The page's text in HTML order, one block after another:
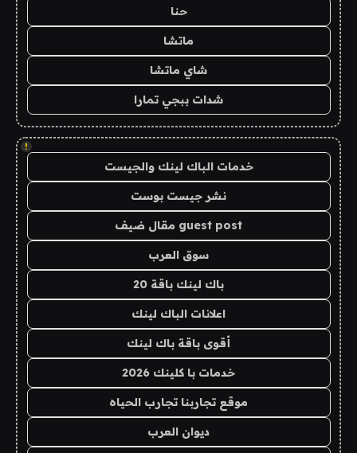
حنا
ماتشا
شاي ماتشا
شدات ببجي تمارا
!
خدمات الباك لينك والجيست
نشر جيست بوست
guest post مقال ضيف
سوق العرب
باك لينك باقة 20
اعلانات الباك لينك
أقوى باقة باك لينك
خدمات با كلينك 2026
موقع تجاربنا تجارب الحياه
ديوان العرب